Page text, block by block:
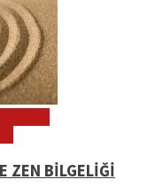
ZEN BİLGELİĞİ